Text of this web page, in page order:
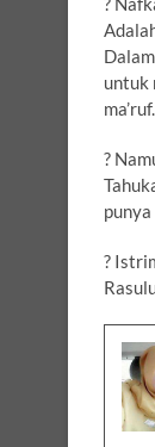
untuk
ma’ruf.
?
?